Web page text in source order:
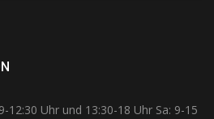
12:30 Uhr und 13:30-18 Uhr Sa: 9-15